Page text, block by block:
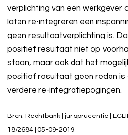
verplichting van een werkgever
laten re-integreren een
geen resultaatverplichting is.
positief resultaat niet op
staan, maar ook dat het
positief resultaat geen reden is
verdere re-integratiepogingen.
Bron: Rechtbank | jurisprudentie |
18/2684 | 05-09-2019